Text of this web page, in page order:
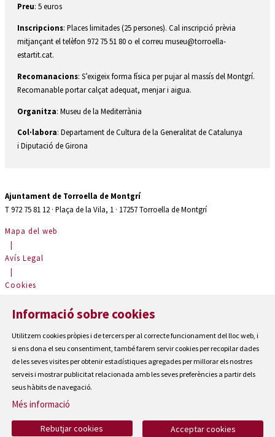
Preu: 5 euros
Inscripcions: Places limitades (25 persones). Cal inscripció prèvia
mitjançant el telèfon 972 75 51 80 o el correu museu@torroella-
estartit.cat.
Recomanacions: S’exigeix forma física per pujar al massís del Montgrí.
Recomanable portar calçat adequat, menjar i aigua.
Organitza: Museu de la Mediterrània
Col·labora: Departament de Cultura de la Generalitat de Catalunya
i Diputació de Girona
Ajuntament de Torroella de Montgrí
T 972 75 81 12 · Plaça de la Vila, 1 · 17257 Torroella de Montgrí
Mapa del web
|
Avís Legal
|
Cookies
Contactar
Accessibilitat
Informació sobre cookies
Utilitzem cookies pròpies i de tercers per al correcte funcionament del lloc web, i
si ens dona el seu consentiment, també farem servir cookies per recopilar dades
de les seves visites per obtenir estadístiques agregades per millorar els nostres
serveis i mostrar publicitat relacionada amb les seves preferències a partir dels
seus hàbits de navegació.
Més informació
Acceptar cookies
Rebutjar cookies